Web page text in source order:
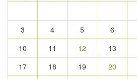
3
4 5 6
10
11 12 13
17
18 19 20